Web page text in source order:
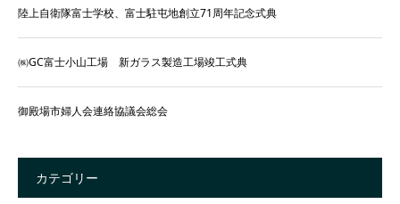
陸上自衛隊富士学校、富士駐屯地創立71周年記念式典
㈱GC富士小山工場 新ガラス製造工場竣工式典
御殿場市婦人会連絡協議会総会
カテゴリー